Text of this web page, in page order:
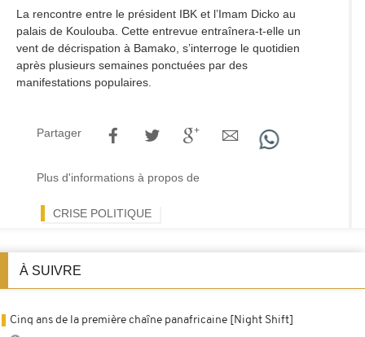
La rencontre entre le président IBK et l’Imam Dicko au
palais de Koulouba. Cette entrevue entraînera-t-elle un
vent de décrispation à Bamako, s’interroge le quotidien
après plusieurs semaines ponctuées par des
manifestations populaires.
Partager
Plus d'informations à propos de
CRISE POLITIQUE
À SUIVRE
Cinq ans de la première chaîne panafricaine [Night Shift]